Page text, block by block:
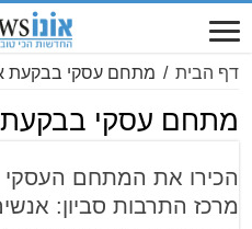
דף הבית / מתחם עסקי בבקעת
מתחם עסקי בבקעת
הכירו את המתחם
מרכז התרבות סביון: